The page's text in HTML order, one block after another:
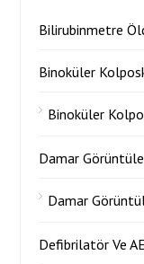
Bilirubinmetre
Binoküler
Binoküler
Damar
Damar
Defibrilatör Ve